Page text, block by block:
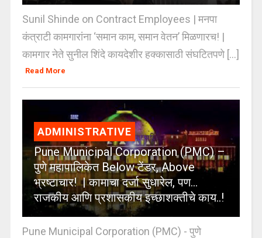
Sunil Shinde on Contract Employees | मनपा
कंत्राटी कामगारांना ‘समान काम, समान वेतन’ मिळणारच! |
कामगार नेते सुनील शिंदे कायदेशीर हक्कासाठी संघटितपणे [...]
Read More
ADMINISTRATIVE
Pune Municipal Corporation (PMC) –
पुणे महापालिकेत Below टेंडर, Above
भ्रष्टाचार! | कामाचा दर्जा सुधारेल, पण…
राजकीय आणि प्रशासकीय इच्छाशक्तीचे काय..!
Pune Municipal Corporation (PMC) - पुणे